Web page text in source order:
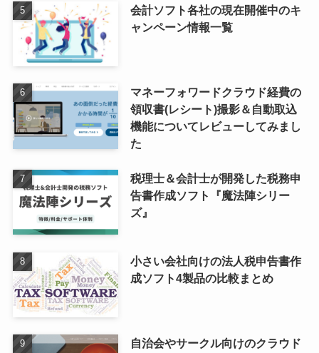
会計ソフト各社の現在開催中のキ
ャンペーン情報一覧
マネーフォワードクラウド経費の
領収書(レシート)撮影＆自動取込
機能についてレビューしてみまし
た
税理士＆会計士が開発した税務申
告書作成ソフト『魔法陣シリー
ズ』
小さい会社向けの法人税申告書作
成ソフト4製品の比較まとめ
自治会やサークル向けのクラウド